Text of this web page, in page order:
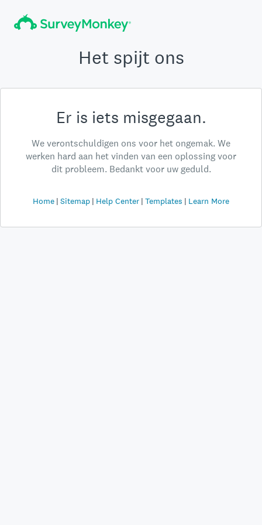
Het spijt ons
Er is iets misgegaan.
We verontschuldigen ons voor het ongemak. We
werken hard aan het vinden van een oplossing voor
dit probleem. Bedankt voor uw geduld.
Home Sitemap Help Center Templates Learn More